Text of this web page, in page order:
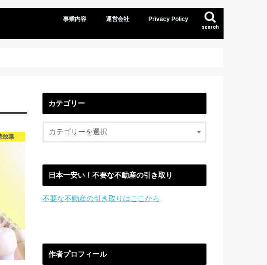
search
事業内容 運営会社 Privacy Policy
放棄
カテゴリー
日本一安い！不要な不動産の引き取り
不要な不動産の引き取りはここから
作者プロフィール